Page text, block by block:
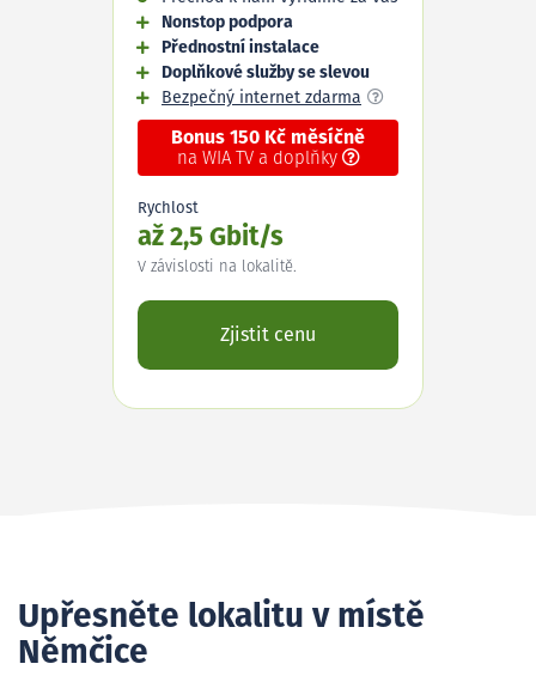
Nonstop podpora
Přednostní instalace
Doplňkové služby se slevou
Bezpečný internet zdarma
Bonus 150 Kč měsíčně
na WIA TV a doplňky
Rychlost
až 2,5 Gbit/s
V závislosti na lokalitě.
Zjistit cenu
Upřesněte lokalitu v místě
Němčice